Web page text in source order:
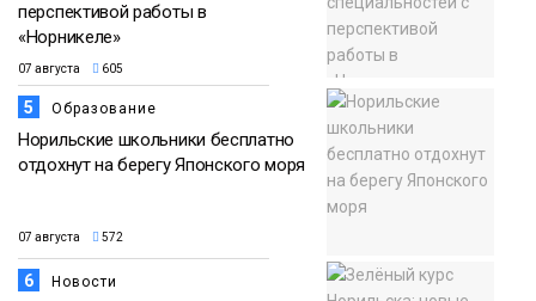
перспективой работы в
«Норникеле»
07 августа 605
5 Образование
Норильские школьники бесплатно
отдохнут на берегу Японского моря
07 августа 572
6 Новости